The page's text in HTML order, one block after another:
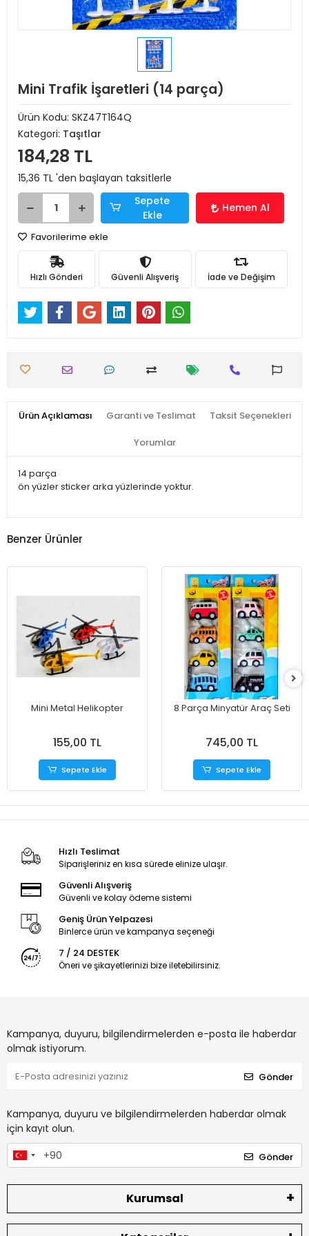
Mini Trafik İşaretleri (14 parça)
Ürün Kodu: SKZ47T164Q
Kategori: Taşıtlar
184,28 TL
15,36 TL 'den başlayan taksitlerle
Sepete
Ekle
Hemen Al
Favorilerime ekle
Hızlı Gönderi Güvenli Alışveriş İade ve Değişim
Ürün Açıklaması Garanti ve Teslimat Taksit Seçenekleri
Yorumlar
14 parça
ön yüzler sticker arka yüzlerinde yoktur.
Benzer Ürünler
Mini Metal Helikopter
155,00 TL
Sepete Ekle
8 Parça Minyatür Araç Seti
745,00 TL
Sepete Ekle
Hızlı Teslimat
Siparişleriniz en kısa sürede elinize ulaşır.
Güvenli Alışveriş
Güvenli ve kolay ödeme sistemi
Geniş Ürün Yelpazesi
Binlerce ürün ve kampanya seçeneği
7 / 24 DESTEK
Öneri ve şikayetlerinizi bize iletebilirsiniz.
Kampanya, duyuru, bilgilendirmelerden e-posta ile haberdar
olmak istiyorum.
Gönder
Kampanya, duyuru ve bilgilendirmelerden haberdar olmak
için kayıt olun.
Gönder
Kurumsal